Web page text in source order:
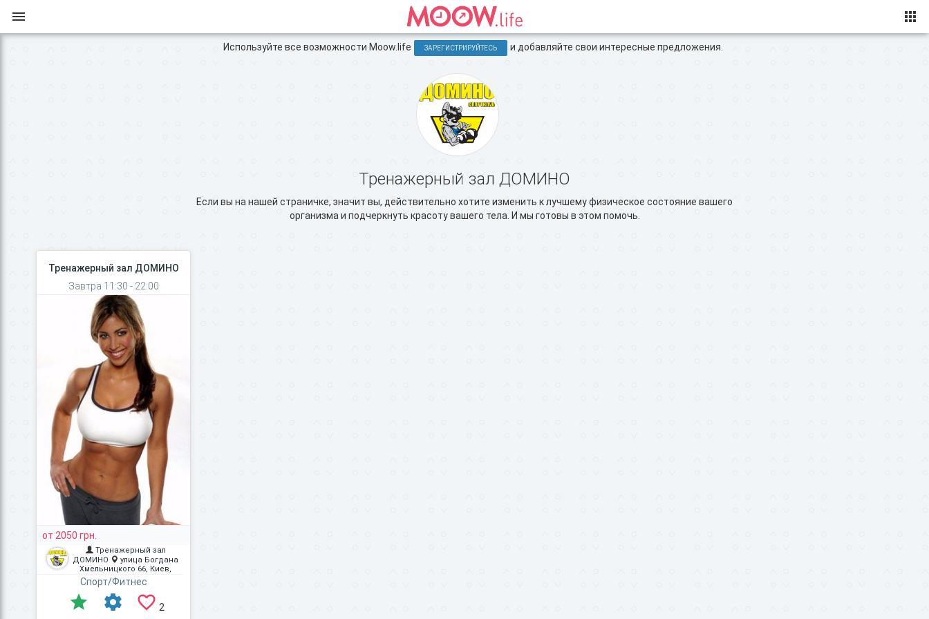
Используйте все возможности Moow.life ЗАРЕГИСТРИРУЙТЕСЬ и добавляйте свои интересные предложения.
Тренажерный зал ДОМИНО
Если вы на нашей страничке, значит вы, действительно хотите изменить к лучшему физическое состояние вашего
организма и подчеркнуть красоту вашего тела. И мы готовы в этом помочь.
Тренажерный зал ДОМИНО
Завтра 11:30 - 22:00
от 2050 грн.
Тренажерный зал
ДОМИНО
улица Богдана
Хмельницкого 66, Киев,
город Киев, Украина
Спорт/Фитнес
2